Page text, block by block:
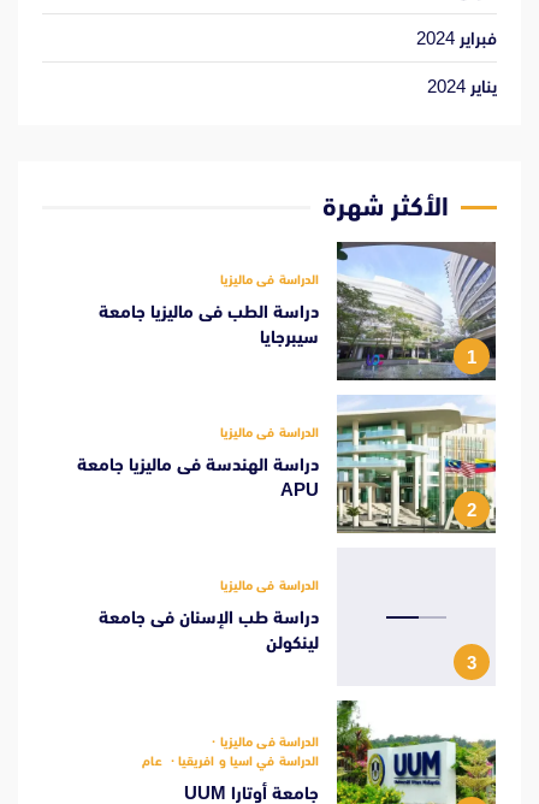
فبراير 2024
يناير 2024
الأكثر شهرة
1
الدراسة فى ماليزيا
دراسة الطب فى ماليزيا جامعة
سيبرجايا
2
الدراسة فى ماليزيا
دراسة الهندسة فى ماليزيا جامعة
APU
3
الدراسة فى ماليزيا
دراسة طب الإسنان فى جامعة
لينكولن
الدراسة فى ماليزيا
الدراسة في اسيا و افريقيا
عام
جامعة أوتارا UUM